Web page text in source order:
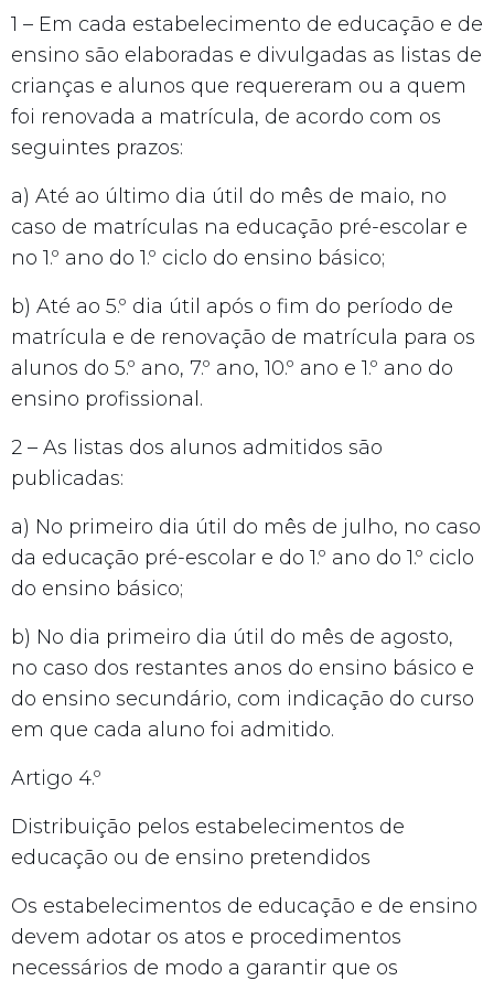
1 – Em cada estabelecimento de educação e de
ensino são elaboradas e divulgadas as listas de
crianças e alunos que requereram ou a quem
foi renovada a matrícula, de acordo com os
seguintes prazos:
a) Até ao último dia útil do mês de maio, no
caso de matrículas na educação pré-escolar e
no 1.º ano do 1.º ciclo do ensino básico;
b) Até ao 5.º dia útil após o fim do período de
matrícula e de renovação de matrícula para os
alunos do 5.º ano, 7.º ano, 10.º ano e 1.º ano do
ensino profissional.
2 – As listas dos alunos admitidos são
publicadas:
a) No primeiro dia útil do mês de julho, no caso
da educação pré-escolar e do 1.º ano do 1.º ciclo
do ensino básico;
b) No dia primeiro dia útil do mês de agosto,
no caso dos restantes anos do ensino básico e
do ensino secundário, com indicação do curso
em que cada aluno foi admitido.
Artigo 4.º
Distribuição pelos estabelecimentos de
educação ou de ensino pretendidos
Os estabelecimentos de educação e de ensino
devem adotar os atos e procedimentos
necessários de modo a garantir que os